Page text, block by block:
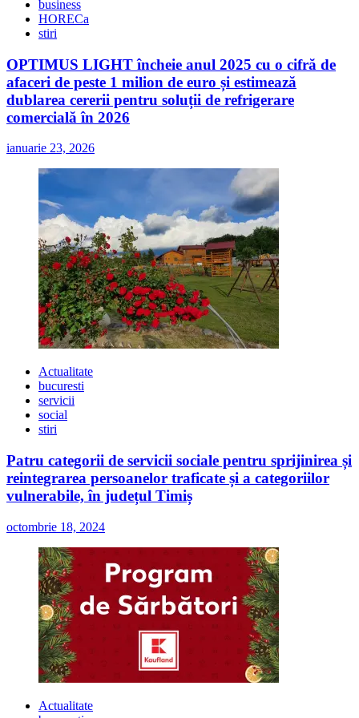
business
HORECa
stiri
OPTIMUS LIGHT încheie anul 2025 cu o cifră de
afaceri de peste 1 milion de euro și estimează
dublarea cererii pentru soluții de refrigerare
comercială în 2026
ianuarie 23, 2026
Actualitate
bucuresti
servicii
social
stiri
Patru categorii de servicii sociale pentru sprijinirea și
reintegrarea persoanelor traficate și a categoriilor
vulnerabile, în județul Timiș
octombrie 18, 2024
Actualitate